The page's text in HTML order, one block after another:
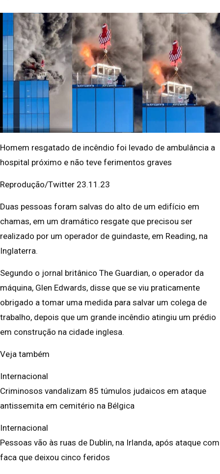
Homem resgatado de incêndio foi levado de ambulância a
hospital próximo e não teve ferimentos graves
Reprodução/Twitter 23.11.23
Duas pessoas foram salvas do alto de um edifício em
chamas, em um dramático resgate que precisou ser
realizado por um operador de guindaste, em Reading, na
Inglaterra.
Segundo o jornal britânico The Guardian, o operador da
máquina, Glen Edwards, disse que se viu praticamente
obrigado a tomar uma medida para salvar um colega de
trabalho, depois que um grande incêndio atingiu um prédio
em construção na cidade inglesa.
Veja também
Internacional
Criminosos vandalizam 85 túmulos judaicos em ataque
antissemita em cemitério na Bélgica
Internacional
Pessoas vão às ruas de Dublin, na Irlanda, após ataque com
faca que deixou cinco feridos